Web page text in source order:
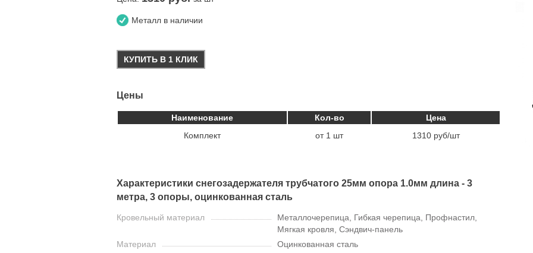
Металл в наличии
КУПИТЬ В 1 КЛИК
Цены
Наименование Кол-во
Цена
Комплект
от 1 шт 1310 руб/шт
Характеристики снегозадержателя трубчатого 25мм опора 1.0мм длина - 3
метра, 3 опоры, оцинкованная сталь
Кровельный материал
Металлочерепица, Гибкая черепица, Профнастил,
Мягкая кровля, Сэндвич-панель
Материал
Оцинкованная сталь